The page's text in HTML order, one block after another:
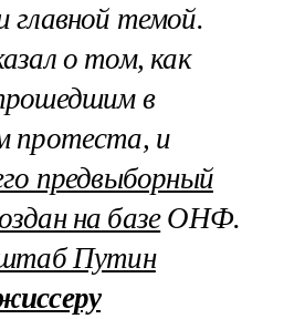
главной темой.
о том, как
в
протеста, и
предвыборный
на базеОНФ.
штаб Путин